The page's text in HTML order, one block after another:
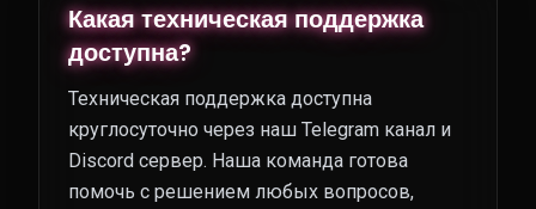
Какая техническая поддержка
доступна?
Техническая поддержка доступна
круглосуточно через наш Telegram канал и
Discord сервер. Наша команда готова
помочь с решением любых вопросов,